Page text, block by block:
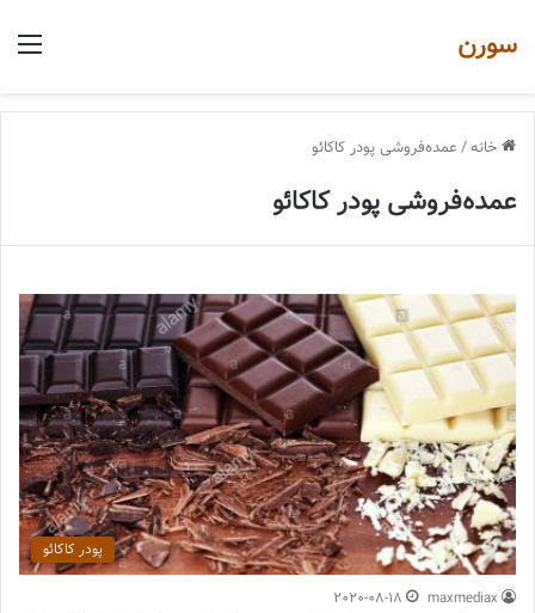
سورن
خانه/ عمده‌فروشی پودر کاکائو
عمده‌فروشی پودر کاکائو
پودر کاکائو
maxmediax
2020-08-18